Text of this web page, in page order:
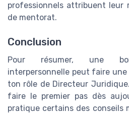
professionnels attribuent leur
de mentorat.
Conclusion
Pour résumer, une
interpersonnelle peut faire
ton rôle de Directeur
faire le premier pas dès
pratique certains des conseils